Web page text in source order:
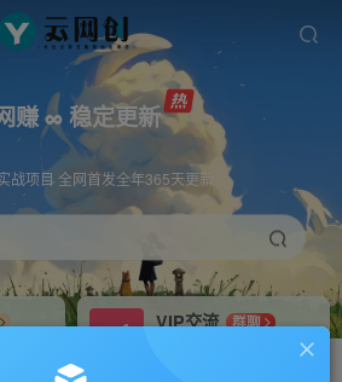
赚 ∞ 稳定更新
战项目 全网首发全年365天更新
VIP交流
群聊
研究探讨更多创业项目路子。